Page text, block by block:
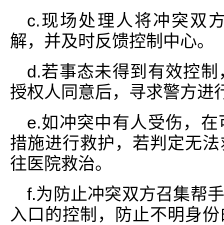
c.现场处理人将冲突双
解，并及时反馈控制中心。
d.若事态未得到有效控
授权人同意后，寻求警方进
e.如冲突中有人受伤，
措施进行救护，若判定无
往医院救治。
f.为防止冲突双方召集帮
入口的控制，防止不明身